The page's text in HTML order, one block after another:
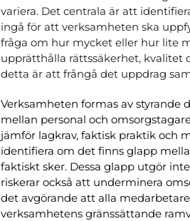
variera. Det centrala är att
ingå för att verksamheten ska
fråga om hur mycket eller hur lite
upprätthålla rättssäkerhet, kvalitet
detta är att frångå det uppdrag
Verksamheten formas av
mellan personal och
jämför lagkrav, faktisk praktik och
identifiera om det finns glapp
faktiskt sker. Dessa glapp utgör
riskerar också att underminera
det avgörande att alla
verksamhetens gränssättande